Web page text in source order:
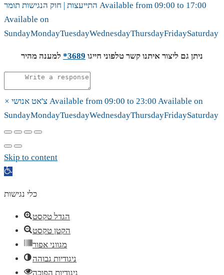
התייעצות | חוק הנגישות Available from 09:00 to 17:00
Available on
SundayMondayTuesdayWednesdayThursdayFridaySaturday
ניתן גם ליצור איתנו קשר טלפוני חייגו 3689* למענה מהיר
× צ'אט אנושי Available from 09:00 to 23:00 Available on
SundayMondayTuesdayWednesdayThursdayFridaySaturday
Skip to content
Open
כלי נגישות
הגדל טקסט
הקטן טקסט
מגווני אפור
ניגודיות גבוהה
ניגודיות הפוכה